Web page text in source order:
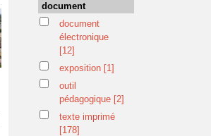
document
document
électronique
[12]
exposition [1]
outil
pédagogique [2]
texte imprimé
[178]